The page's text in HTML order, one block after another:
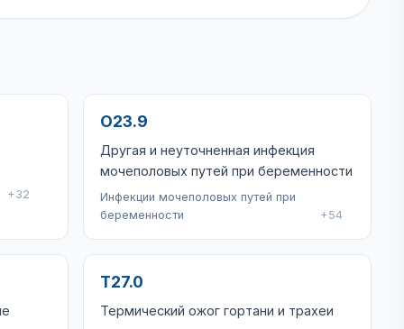
+32
O23.9
Другая и неуточненная инфекция
мочеполовых путей при беременности
Инфекции мочеполовых путей при
беременности
+54
T27.0
Термический ожог гортани и трахеи